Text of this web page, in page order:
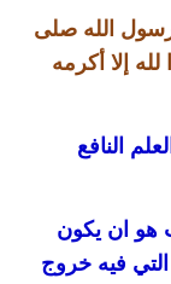
الله صلى
إلا أكرمه
النافع
هو ان يكون
فيه خروج